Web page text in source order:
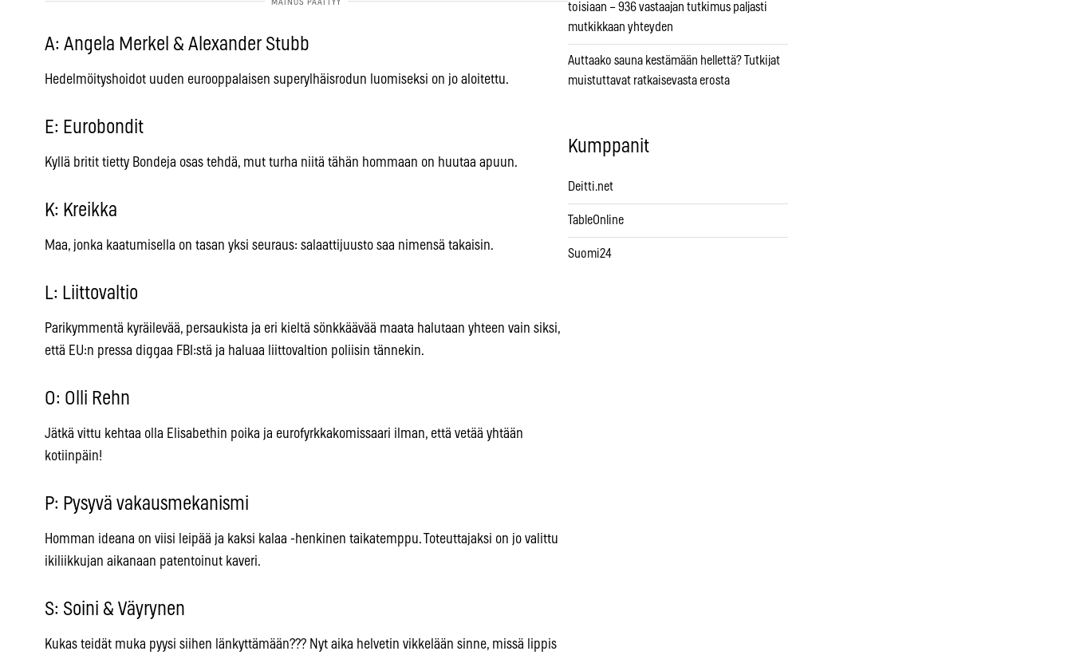
A: Angela Merkel & Alexander Stubb
Hedelmöityshoidot uuden eurooppalaisen superylhäisrodun luomiseksi on jo aloitettu.
E: Eurobondit
Kyllä britit tietty Bondeja osas tehdä, mut turha niitä tähän hommaan on huutaa apuun.
K: Kreikka
Maa, jonka kaatumisella on tasan yksi seuraus: salaattijuusto saa nimensä takaisin.
L: Liittovaltio
Parikymmentä kyräilevää, persaukista ja eri kieltä sönkkäävää maata halutaan yhteen vain siksi,
että EU:n pressa diggaa FBI:stä ja haluaa liittovaltion poliisin tännekin.
O: Olli Rehn
Jätkä vittu kehtaa olla Elisabethin poika ja eurofyrkkakomissaari ilman, että vetää yhtään
kotiinpäin!
P: Pysyvä vakausmekanismi
Homman ideana on viisi leipää ja kaksi kalaa -henkinen taikatemppu. Toteuttajaksi on jo valittu
ikiliikkujan aikanaan patentoinut kaveri.
S: Soini & Väyrynen
Kukas teidät muka pyysi siihen länkyttämään??? Nyt aika helvetin vikkelään sinne, missä lippis
toisiaan – 936 vastaajan tutkimus paljasti
mutkikkaan yhteyden
Auttaako sauna kestämään hellettä? Tutkijat
muistuttavat ratkaisevasta erosta
Kumppanit
Deitti.net
TableOnline
Suomi24